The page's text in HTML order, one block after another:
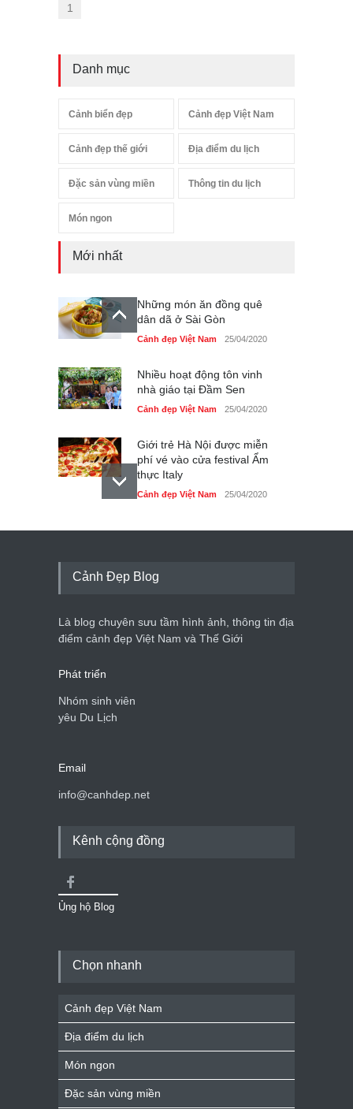
1
Danh mục
Cảnh biển đẹp Cảnh đẹp Việt Nam
Cảnh đẹp thế giới Địa điểm du lịch
Đặc sản vùng miền Thông tin du lịch
Món ngon
Mới nhất
Những món ăn đồng quê
dân dã ở Sài Gòn
Cảnh đẹp Việt Nam 25/04/2020
Nhiều hoạt động tôn vinh
nhà giáo tại Đầm Sen
Cảnh đẹp Việt Nam 25/04/2020
Giới trẻ Hà Nội được miễn
phí vé vào cửa festival Ẩm
thực Italy
Cảnh đẹp Việt Nam 25/04/2020
Tam giác mạch khoe sắc
du lịch quốc gia
Cảnh đẹp Việt Nam 24/04/2020
Cảnh Đẹp Blog
Là blog chuyên sưu tầm hình ảnh, thông tin địa
điểm cảnh đẹp Việt Nam và Thế Giới
Phát triển
Nhóm sinh viên
yêu Du Lịch
Email
info@canhdep.net
Kênh cộng đồng
Ủng hộ Blog
Chọn nhanh
Cảnh đẹp Việt Nam
Địa điểm du lịch
Món ngon
Đặc sản vùng miền